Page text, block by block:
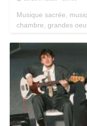
Musique sacrée,
chambre, grandes
festival mémorable